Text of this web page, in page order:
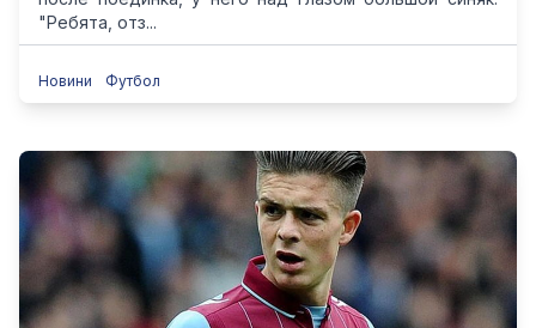
"Ребята, отз...
Новини Футбол